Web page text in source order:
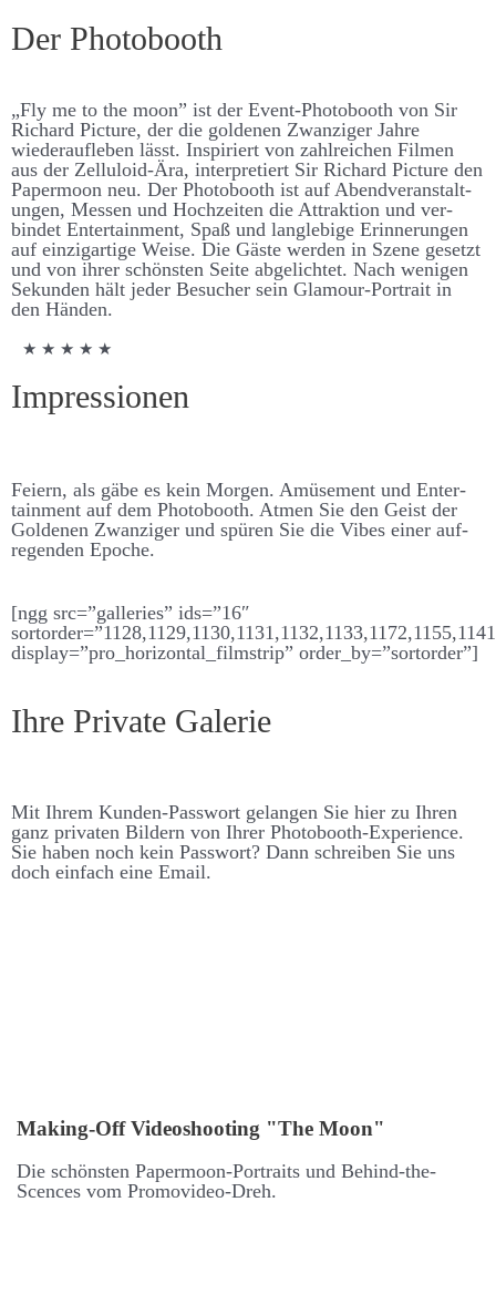
Der Photo­­booth
„Fly me to the moon” ist der Event-Photo­­­­booth von Sir
Richard Picture, der die goldenen Zwanziger Jahre
wieder­­­­auf­­­­leben lässt. Inspiriert von zahl­­­­reichen Filmen
aus der Zelluloid-Ära, inter­­pretiert Sir Richard Picture den
Paper­moon neu. Der Photo­­­­booth ist auf Abend­­­­ver­­­­an­­­­stalt­­­
ungen, Messen und Hoch­­­­zeiten die Attraktion und ver­­­
bindet Enter­­­­tain­­ment, Spaß und lang­­­­leb­ige Er­­­­inner­­­ungen
auf einzig­­­artige Weise. Die Gäste werden in Szene ge­­­­setzt
und von ihrer schönsten Seite ab­­­­ge­­­­lichtet. Nach wenigen
Sekunden hält jeder Be­­­sucher sein Glamour-Portrait in
den Händen.
★ ★ ★ ★ ★
Impressionen
Feiern, als gäbe es kein Morgen. Amüsement und Enter­­­
tain­­ment auf dem Photo­­­booth. Atmen Sie den Geist der
Goldenen Zwanziger und spüren Sie die Vibes einer auf­­­
regenden Epoche.
[ngg src=”galleries” ids=”16″
display=”pro_horizontal_filmstrip” order_by=”sortorder”]
Ihre Private Galerie
Mit Ihrem Kunden-Pass­­wort ge­langen Sie hier zu Ihren
ganz privaten Bildern von Ihrer Photo­booth-Experience.
Sie haben noch kein Pass­­wort? Dann schreiben Sie uns
doch ein­fach eine Email.
Making-Off Video­shooting "The Moon"
Die schönsten Paper­moon-Portraits und Behind-the-
Scences vom Promo­video-Dreh.